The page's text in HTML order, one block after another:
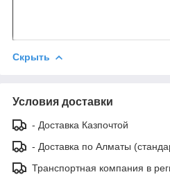
Скрыть
Условия доставки
- Доставка Казпочтой
- Доставка по Алматы
Транспортная компания в